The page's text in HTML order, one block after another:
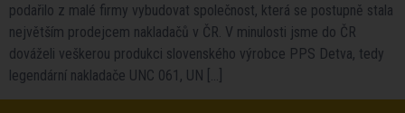
podařilo z malé firmy vybudovat společnost, která se postupně stala
největším prodejcem nakladačů v ČR. V minulosti jsme do ČR
dováželi veškerou produkci slovenského výrobce PPS Detva, tedy
legendární nakladače UNC 061, UN […]